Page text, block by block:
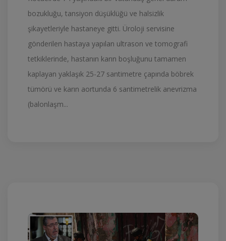
bozukluğu, tansiyon düşüklüğü ve halsizlik
şikayetleriyle hastaneye gitti. Üroloji servisine
gönderilen hastaya yapılan ultrason ve tomografi
tetkiklerinde, hastanın karın boşluğunu tamamen
kaplayan yaklaşık 25-27 santimetre çapında böbrek
tümörü ve karın aortunda 6 santimetrelik anevrizma
(balonlaşm...